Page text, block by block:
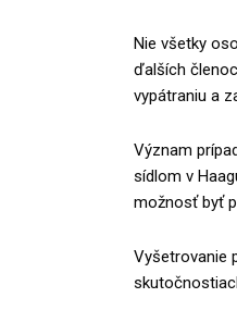
Nie všetky
ďalších
vypátraniu a
Význam
sídlom v
možnosť byť
Vyšetrovanie